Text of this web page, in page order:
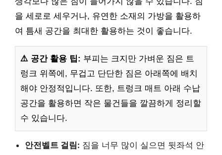
을 세로로 세우거나, 유연한 소재의 가방을 활용하
여 틈새 공간을 최대한 활용하는 것이 좋습니다.
⚠️ 공간 활용 팁: 부피는 크지만 가벼운 짐은 트
렁크 위쪽에, 무겁고 단단한 짐은 아래쪽에 배치
해야 안정적입니다. 또한, 트렁크 매트 아래 수납
공간을 활용하면 작은 물건들을 깔끔하게 정리할
수 있습니다.
안전벨트 걸림: 짐을 너무 많이 실으면 뒷좌석 안